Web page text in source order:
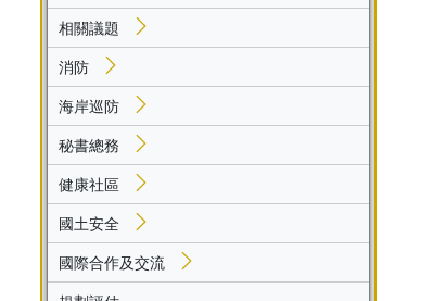
相關議題
消防
海岸巡防
秘書總務
健康社區
國土安全
國際合作及交流